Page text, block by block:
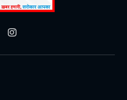
Instagram